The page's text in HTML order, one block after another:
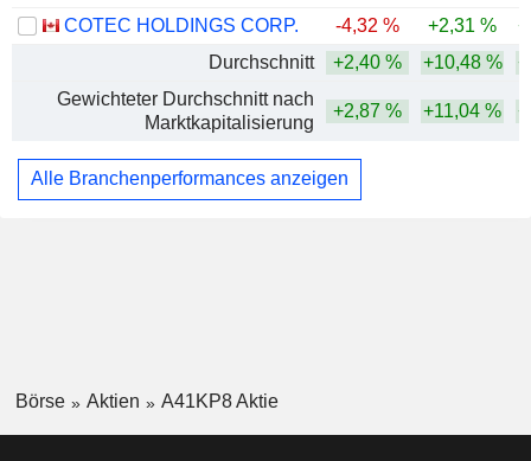
COTEC HOLDINGS CORP.
-4,32 % +2,31 %
Durchschnitt
+2,40 % +10,48 %
Gewichteter Durchschnitt nach
Marktkapitalisierung
+2,87 % +11,04 %
Alle Branchenperformances anzeigen
Börse Aktien A41KP8 Aktie